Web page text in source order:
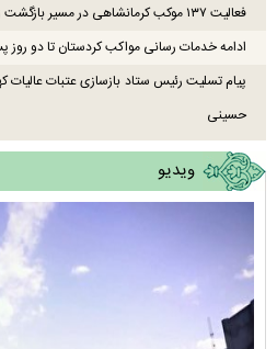
فعالیت ۱۳۷ موکب کرمانشاهی در مسیر بازگشت زوار اربعین
ادامه خدمات رسانی مواکب کردستان تا دو روز
پیام تسلیت رئیس ستاد بازسازی عتبات عالیات
حسینی
ویدیو